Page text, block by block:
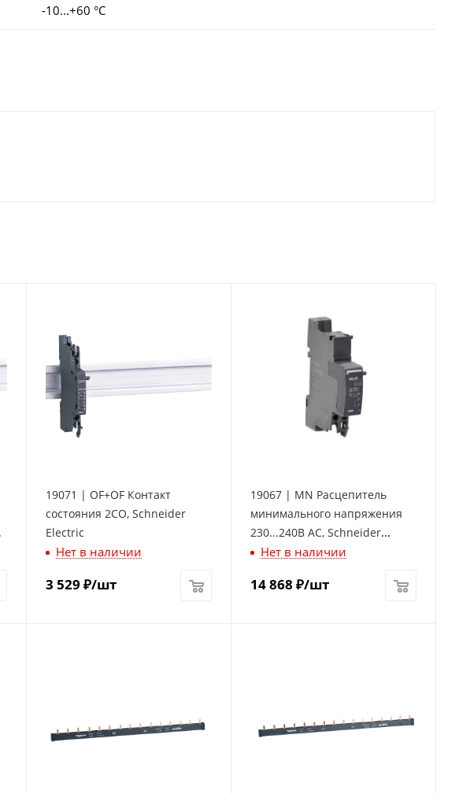
-10...+60 °С
19071 | OF+OF Контакт
состояния 2СО, Schneider
Electric
Нет в наличии
3 529 ₽/шт
19067 | MN Расцепитель
минимального напряжения
230...240В AC, Schneider
Electric
Нет в наличии
14 868 ₽/шт